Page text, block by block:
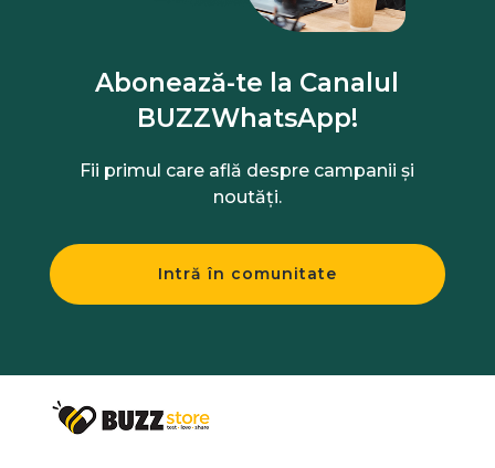
Abonează-te la Canalul
BUZZWhatsApp!
Fii primul care află despre campanii și
noutăți.
Intră în comunitate